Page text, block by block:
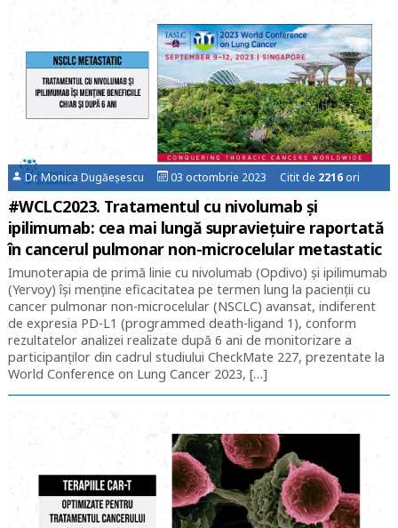
Dr. Monica Dugăeșescu 03 octombrie 2023 Citit de 2216 ori
#WCLC2023. Tratamentul cu nivolumab şi
ipilimumab: cea mai lungă supraviețuire raportată
în cancerul pulmonar non-microcelular metastatic
Imunoterapia de primă linie cu nivolumab (Opdivo) şi ipilimumab
(Yervoy) îşi menţine eficacitatea pe termen lung la pacienţii cu
cancer pulmonar non-microcelular (NSCLC) avansat, indiferent
de expresia PD-L1 (programmed death-ligand 1), conform
rezultatelor analizei realizate după 6 ani de monitorizare a
participanţilor din cadrul studiului CheckMate 227, prezentate la
World Conference on Lung Cancer 2023, […]